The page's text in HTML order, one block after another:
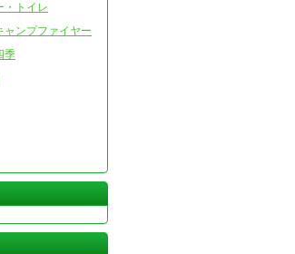
・トイレ
ャンプファイヤー
季